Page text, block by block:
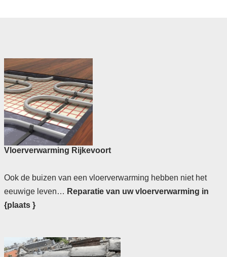
Vloerverwarming Rijkevoort
Ook de buizen van een vloerverwarming hebben niet het
eeuwige leven… Reparatie van uw vloerverwarming in
{plaats }